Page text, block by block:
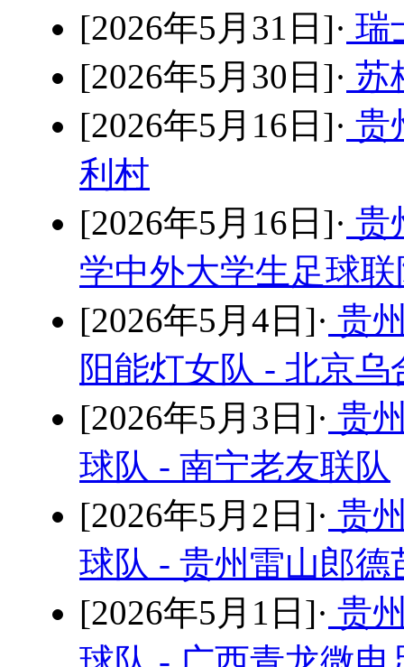
[2026年5月31日]· 瑞
[2026年5月30日]· 苏
[2026年5月16日]· 贵
利村
[2026年5月16日]· 贵
学中外大学生足球
[2026年5月4日]· 贵
阳能灯女队 - 北京
[2026年5月3日]· 贵
球队 - 南宁老友联队
[2026年5月2日]· 贵
球队 - 贵州雷山郎德
[2026年5月1日]· 贵